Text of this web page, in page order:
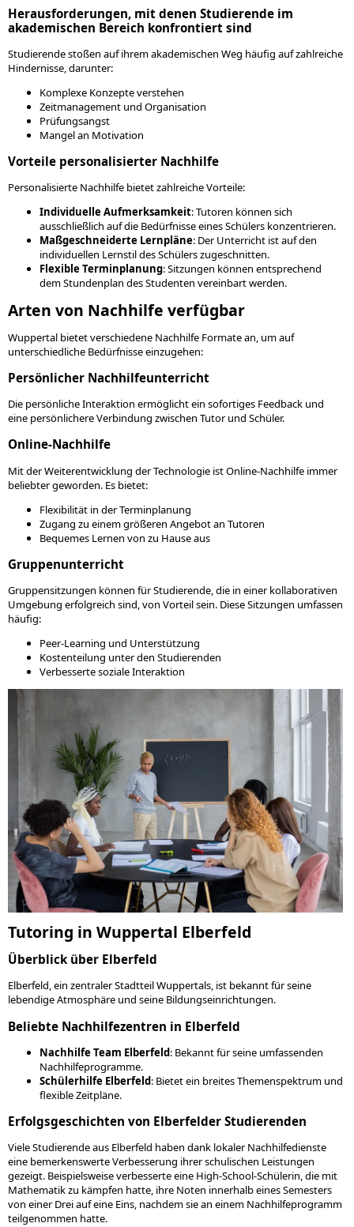
Herausforderungen, mit denen Studierende im
akademischen Bereich konfrontiert sind
Studierende stoßen auf ihrem akademischen Weg häufig auf zahlreiche
Hindernisse, darunter:
Komplexe Konzepte verstehen
Zeitmanagement und Organisation
Prüfungsangst
Mangel an Motivation
Vorteile personalisierter Nachhilfe
Personalisierte Nachhilfe bietet zahlreiche Vorteile:
Individuelle Aufmerksamkeit: Tutoren können sich
ausschließlich auf die Bedürfnisse eines Schülers konzentrieren.
Maßgeschneiderte Lernpläne: Der Unterricht ist auf den
individuellen Lernstil des Schülers zugeschnitten.
Flexible Terminplanung: Sitzungen können entsprechend
dem Stundenplan des Studenten vereinbart werden.
Arten von Nachhilfe verfügbar
Wuppertal bietet verschiedene Nachhilfe Formate an, um auf
unterschiedliche Bedürfnisse einzugehen:
Persönlicher Nachhilfeunterricht
Die persönliche Interaktion ermöglicht ein sofortiges Feedback und
eine persönlichere Verbindung zwischen Tutor und Schüler.
Online-Nachhilfe
Mit der Weiterentwicklung der Technologie ist Online-Nachhilfe immer
beliebter geworden. Es bietet:
Flexibilität in der Terminplanung
Zugang zu einem größeren Angebot an Tutoren
Bequemes Lernen von zu Hause aus
Gruppenunterricht
Gruppensitzungen können für Studierende, die in einer kollaborativen
Umgebung erfolgreich sind, von Vorteil sein. Diese Sitzungen umfassen
häufig:
Peer-Learning und Unterstützung
Kostenteilung unter den Studierenden
Verbesserte soziale Interaktion
Tutoring in Wuppertal Elberfeld
Überblick über Elberfeld
Elberfeld, ein zentraler Stadtteil Wuppertals, ist bekannt für seine
lebendige Atmosphäre und seine Bildungseinrichtungen.
Beliebte Nachhilfezentren in Elberfeld
Nachhilfe Team Elberfeld: Bekannt für seine umfassenden
Nachhilfeprogramme.
Schülerhilfe Elberfeld: Bietet ein breites Themenspektrum und
flexible Zeitpläne.
Erfolgsgeschichten von Elberfelder Studierenden
Viele Studierende aus Elberfeld haben dank lokaler Nachhilfedienste
eine bemerkenswerte Verbesserung ihrer schulischen Leistungen
gezeigt. Beispielsweise verbesserte eine High-School-Schülerin, die mit
Mathematik zu kämpfen hatte, ihre Noten innerhalb eines Semesters
von einer Drei auf eine Eins, nachdem sie an einem Nachhilfeprogramm
teilgenommen hatte.